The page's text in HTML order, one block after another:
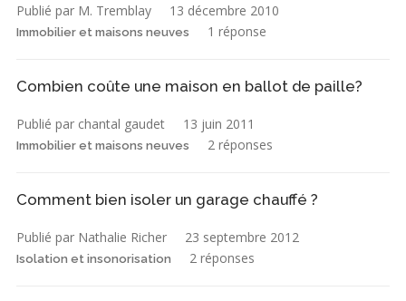
Publié par M. Tremblay 13 décembre 2010
Immobilier et maisons neuves 1 réponse
Combien coûte une maison en ballot de paille?
Publié par chantal gaudet 13 juin 2011
Immobilier et maisons neuves 2 réponses
Comment bien isoler un garage chauffé ?
Publié par Nathalie Richer 23 septembre 2012
Isolation et insonorisation 2 réponses